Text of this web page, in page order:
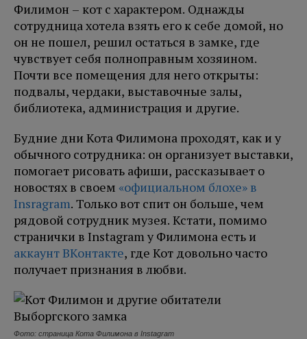
Филимон – кот с характером. Однажды
сотрудница хотела взять его к себе домой, но
он не пошел, решил остаться в замке, где
чувствует себя полноправным хозяином.
Почти все помещения для него открыты:
подвалы, чердаки, выставочные залы,
библиотека, администрация и другие.
Будние дни Кота Филимона проходят, как и у
обычного сотрудника: он организует выставки,
помогает рисовать афиши, рассказывает о
новостях в своем «официальном блохе» в
Insragram. Только вот спит он больше, чем
рядовой сотрудник музея. Кстати, помимо
странички в Instagram у Филимона есть и
аккаунт ВКонтакте, где Кот довольно часто
получает признания в любви.
Фото: страница Кота Филимона в Instagram